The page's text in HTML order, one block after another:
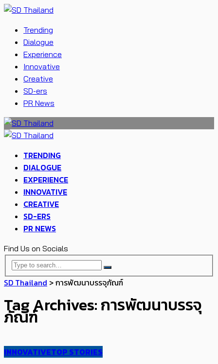
Trending
Dialogue
Experience
Innovative
Creative
SD-ers
PR News
TRENDING
DIALOGUE
EXPERIENCE
INNOVATIVE
CREATIVE
SD-ERS
PR NEWS
Find Us on Socials
SD Thailand >การพัฒนาบรรจุภัณฑ์
Tag Archives: การพัฒนาบรรจุ
ภัณฑ์
INNOVATIVETOP STORIES